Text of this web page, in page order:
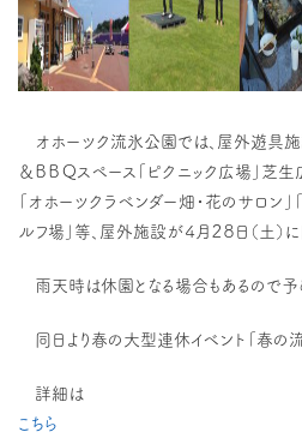
オホーツク流氷公園では、屋外遊具施
＆ＢＢＱスペース「ピクニック広場」芝生
「オホーツクラベンダー畑・花のサロン
ルフ場」等、屋外施設が４月２８日（土）
雨天時は休園となる場合もあるので予
同日より春の大型連休イベント「春の流
詳細は
こちら